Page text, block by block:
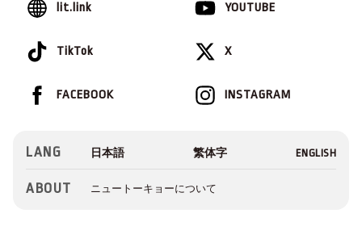
lit.link YOUTUBE
TikTok X
INSTAGRAM
FACEBOOK
LANG
ABOUT ニュートーキョーについて